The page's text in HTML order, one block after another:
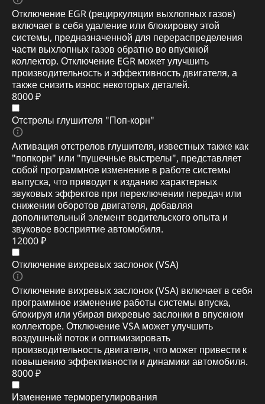
Отключение EGR (рециркуляции выхлопных газов)
включает в себя удаление или блокировку этой
системы, предназначенной для перераспределения
части выхлопных газов обратно во впускной
коллектор. Отключение EGR может улучшить
производительность и эффективность двигателя, а
также снизить износ некоторых деталей.
8000 ₽
Отстрелы глушителя "Поп-корн"
Активация отстрелов глушителя, известных также как
"попкорн" или "пушечные выстрелы", представляет
собой программное изменение в работе системы
выпуска, что приводит к изданию характерных
звуковых эффектов при переключении передач или
снижении оборотов двигателя, добавляя
дополнительный элемент водительского опыта и
звуковое восприятие автомобиля.
12000 ₽
Отключение вихревых заслонок (VSA)
Отключение вихревых заслонок (VSA) включает в себя
программное изменение работы системы впуска,
блокируя или убирая вихревые заслонки в впускном
коллекторе. Отключение VSA может улучшить
воздушный поток и оптимизировать
производительность двигателя, что может привести к
повышению эффективности и динамики автомобиля.
8000 ₽
Изменение терморегулирования